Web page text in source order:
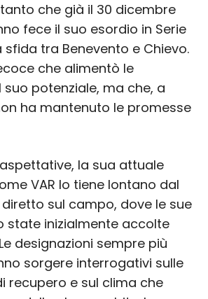
che già il 30 dicembre
fece il suo esordio in Serie
tra Benevento e Chievo.
che alimentò le
potenziale, ma che, a
ha mantenuto le promesse
la sua attuale
VAR lo tiene lontano dal
sul campo, dove le sue
state inizialmente accolte
designazioni sempre più
sorgere interrogativi sulle
recupero e sul clima che